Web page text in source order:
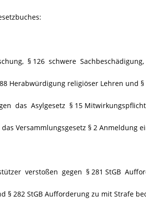
§ 126 schwere
Herabwürdigung religiöser Lehren und
das Asylgesetz § 15
Versammlungsgesetz § 2 Anmeldung
verstoßen gegen § 281 StGB
§ 282 StGB Aufforderung zu mit Strafe